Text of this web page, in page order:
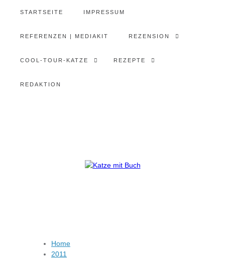
STARTSEITE IMPRESSUM
REFERENZEN | MEDIAKIT REZENSION
COOL-TOUR-KATZE REZEPTE
REDAKTION
Home
2011